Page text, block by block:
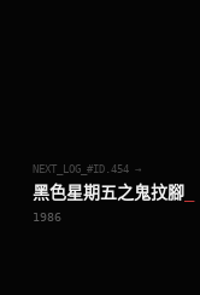
NEXT_LOG_#ID. 454 →
黑色星期五之鬼抆腳
1986